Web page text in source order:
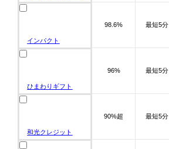
インパクト
98.6% 最短5分
ひまわりギフト
96% 最短5分
和光クレジット
90%超 最短5分